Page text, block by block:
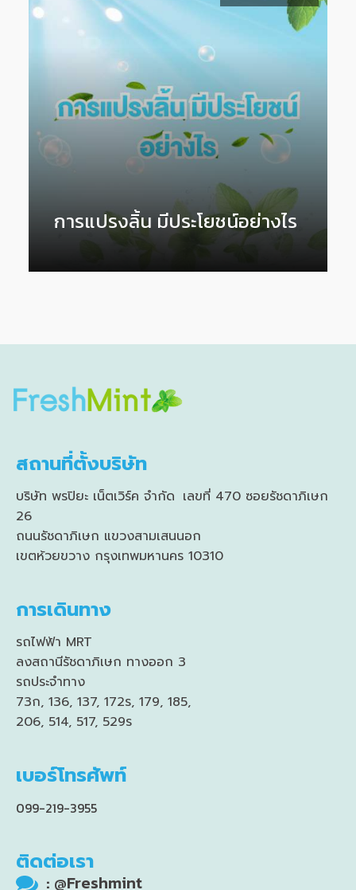
การแปรงลิ้น มีประโยชน์อย่างไร
สถานที่ตั้งบริษัท
บริษัท พรปิยะ เน็ตเวิร์ค จำกัด เลขที่ 470 ซอยรัชดาภิเษก
26
ถนนรัชดาภิเษก แขวงสามเสนนอก
เขตห้วยขวาง กรุงเทพมหานคร 10310
การเดินทาง
รถไฟฟ้า MRT
ลงสถานีรัชดาภิเษก ทางออก 3
รถประจำทาง
73ก, 136, 137, 172ร, 179, 185,
206, 514, 517, 529ร
เบอร์โทรศัพท์
099-219-3955
ติดต่อเรา
: @Freshmint